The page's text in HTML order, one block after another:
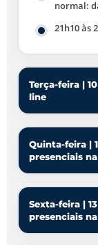
normal:
21h10 às
Terça-feira |
line
Quinta-feira |
presenciais
Sexta-feira |
presenciais